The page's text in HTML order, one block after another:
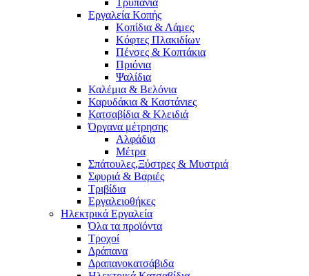
Εργαλεία Κοπής
Κοπίδια & Λάμες
Κόφτες Πλακιδίων
Πένσες & Κοπτάκια
Πριόνια
Ψαλίδια
Καλέμια & Βελόνια
Καρυδάκια & Καστάνιες
Κατσαβίδια & Κλειδιά
Όργανα μέτρησης
Αλφάδια
Μέτρα
Σπάτουλες,Ξύστρες & Μυστριά
Σφυριά & Βαριές
Τριβίδια
Εργαλειοθήκες
Ηλεκτρικά Εργαλεία
Όλα τα προϊόντα
Τροχοί
Δράπανα
Δραπανοκατσάβιδα